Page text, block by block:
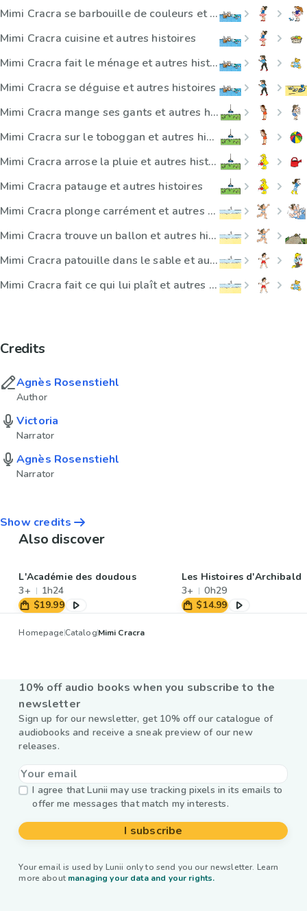
Mimi Cracra se barbouille de couleurs et autres histoires
Mimi Cracra cuisine et autres histoires
Mimi Cracra fait le ménage et autres histoires
Mimi Cracra se déguise et autres histoires
Mimi Cracra mange ses gants et autres histoires
Mimi Cracra sur le toboggan et autres histoires
Mimi Cracra arrose la pluie et autres histoires
Mimi Cracra patauge et autres histoires
Mimi Cracra plonge carrément et autres histoires
Mimi Cracra trouve un ballon et autres histoires
Mimi Cracra patouille dans le sable et autres histoires
Mimi Cracra fait ce qui lui plaît et autres histoires
Credits
Agnès Rosenstiehl
Author
Victoria
Narrator
Agnès Rosenstiehl
Narrator
Show credits
Also discover
L'Académie des doudous
3+
1h24
$19.99
Les Histoires d'Archibald
3+
0h29
$14.99
HomepageCatalogMimi Cracra
10% off audio books when you subscribe to the
newsletter
Sign up for our newsletter, get 10% off our catalogue of
audiobooks and receive a sneak preview of our new
releases.
I agree that Lunii may use tracking pixels in its emails to
offer me messages that match my interests.
I subscribe
Your email is used by Lunii only to send you our newsletter. Learn
more about managing your data and your rights.